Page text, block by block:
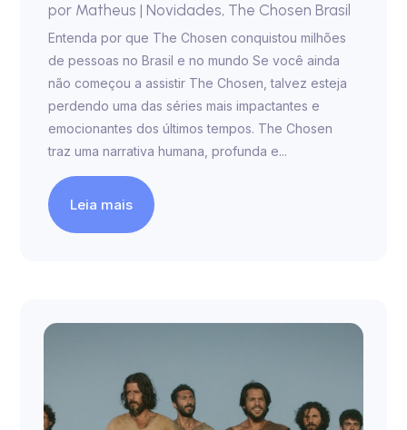
por Matheus | Novidades, The Chosen Brasil
Entenda por que The Chosen conquistou milhões
de pessoas no Brasil e no mundo Se você ainda
não começou a assistir The Chosen, talvez esteja
perdendo uma das séries mais impactantes e
emocionantes dos últimos tempos. The Chosen
traz uma narrativa humana, profunda e...
Leia mais